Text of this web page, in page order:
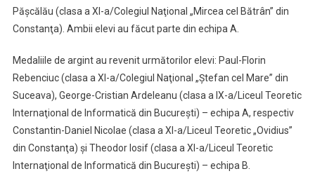
Păşcălău (clasa a XI-a/Colegiul Naţional „Mircea cel Bătrân” din
Constanţa). Ambii elevi au făcut parte din echipa A.
Medaliile de argint au revenit următorilor elevi: Paul-Florin
Rebenciuc (clasa a XI-a/Colegiul Naţional „Ştefan cel Mare” din
Suceava), George-Cristian Ardeleanu (clasa a IX-a/Liceul Teoretic
Internaţional de Informatică din Bucureşti) – echipa A, respectiv
Constantin-Daniel Nicolae (clasa a XI-a/Liceul Teoretic „Ovidius”
din Constanţa) şi Theodor Iosif (clasa a XI-a/Liceul Teoretic
Internaţional de Informatică din Bucureşti) – echipa B.